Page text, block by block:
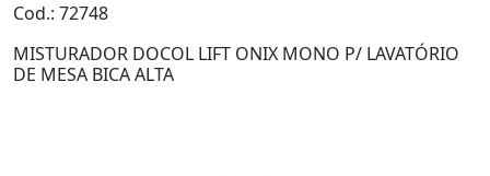
Cod.: 72748
MISTURADOR DOCOL LIFT ONIX MONO P/ LAVATÓRIO
DE MESA BICA ALTA